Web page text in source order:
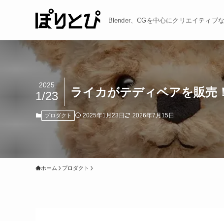
Blender、CGを中心にクリエイティブ
ライカがテディベアを販売
2025
1/23
プロダクト 2025年1月23日 2026年7月15日
ホーム プロダクト